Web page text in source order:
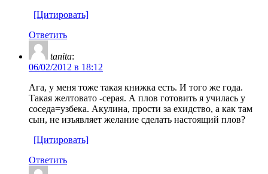
[Цитировать]
Ответить
tanita:
06/02/2012 в 18:12
Ага, у меня тоже такая книжка есть. И того же года.
Такая желтовато -серая. А плов готовить я училась у
соседа=узбека. Акулина, прости за ехидство, а как там
сын, не изъявляет желание сделать настоящий плов?
[Цитировать]
Ответить